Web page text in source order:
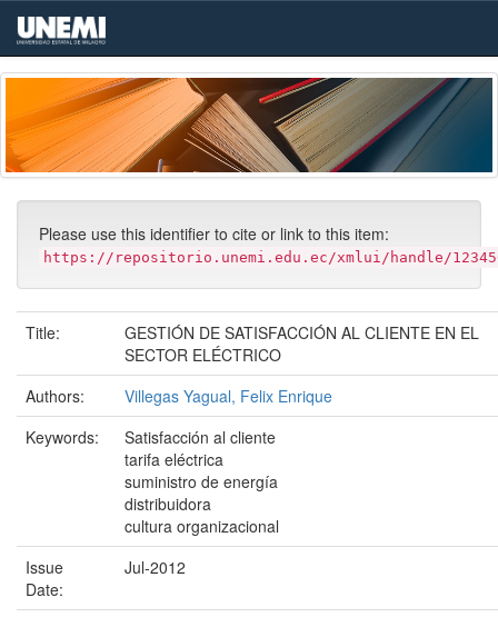
Skip
navigation
Please use this identifier to cite or link to this item:
https://repositorio.unemi.edu.ec/xmlui/handle/
Title:
GESTIÓN DE SATISFACCIÓN AL CLIENTE EN EL
SECTOR ELÉCTRICO
Authors:
Villegas Yagual, Felix Enrique
Keywords:
Satisfacción al cliente
tarifa eléctrica
suministro de energía
distribuidora
cultura organizacional
Issue
Date:
Jul-2012